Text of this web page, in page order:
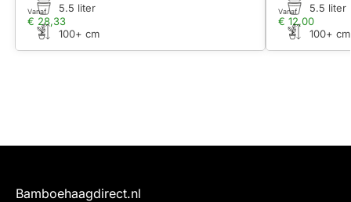
€ 28,33
Vanaf 5.5 liter
100+ cm
€ 12,00
Vanaf 5.5 liter
100+ cm
Bamboehaagdirect.nl